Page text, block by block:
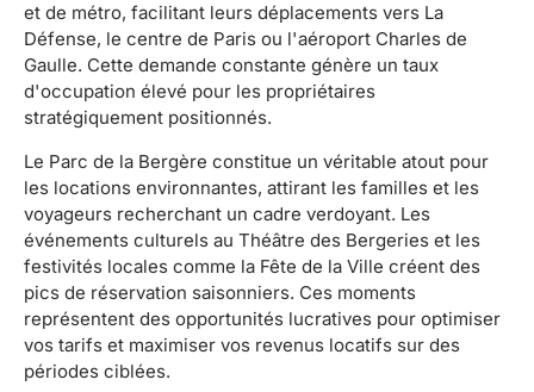
et de métro, facilitant leurs déplacements vers La
Défense, le centre de Paris ou l'aéroport Charles de
Gaulle. Cette demande constante génère un taux
d'occupation élevé pour les propriétaires
stratégiquement positionnés.
Le Parc de la Bergère constitue un véritable atout pour
les locations environnantes, attirant les familles et les
voyageurs recherchant un cadre verdoyant. Les
événements culturels au Théâtre des Bergeries et les
festivités locales comme la Fête de la Ville créent des
pics de réservation saisonniers. Ces moments
représentent des opportunités lucratives pour optimiser
vos tarifs et maximiser vos revenus locatifs sur des
périodes ciblées.